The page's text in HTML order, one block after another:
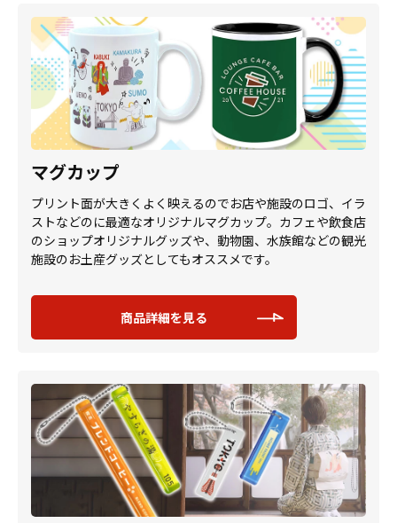
マグカップ
プリント面が大きくよく映えるのでお店や施設のロゴ、イラ
ストなどのに最適なオリジナルマグカップ。カフェや飲食店
のショップオリジナルグッズや、動物園、水族館などの観光
施設のお土産グッズとしてもオススメです。
商品詳細を見る